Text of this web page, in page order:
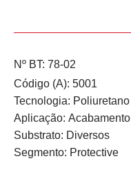
Nº BT: 78-02
Código (A): 5001
Tecnologia: Poliuretano
Aplicação: Acabamento
Substrato: Diversos
Segmento: Protective